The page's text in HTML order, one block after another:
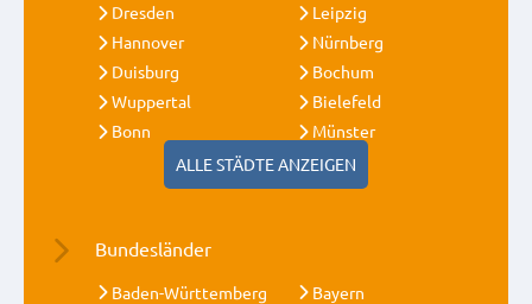
Dresden
Leipzig
Hannover
Nürnberg
Duisburg
Bochum
Wuppertal
Bielefeld
Bonn
Münster
ALLE STÄDTE ANZEIGEN
Bundesländer
Baden-Württemberg
Bayern